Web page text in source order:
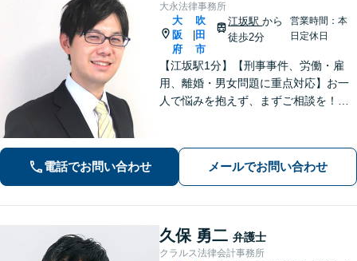
大永法律事務所
大
阪
府
吹
田
市
江坂駅から
徒歩2分
営業時間：本
日定休日
【江坂駅1分】【刑事事件、労働・雇
用、離婚・男女問題に重点対応】お一
人で悩みを抱えず、まずご相談を！き
します。当日・夜間・電話相談可能で
す。【法テラス利用可】【WEB面談
可】
電話でお問い合わせ メールでお問い合わせ
久保 勇二 弁護士
クラルス法律会計事務所